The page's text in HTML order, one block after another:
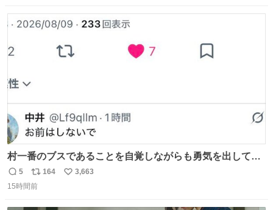
ト
数
村一番のブスであることを自覚しながらも勇気を出して村
長の息子に恋文を書いたら翌日村の共用井戸に捨てられて
たときの顔になった
返
信
5
リ
ポ
164
い
3,663
15時間前